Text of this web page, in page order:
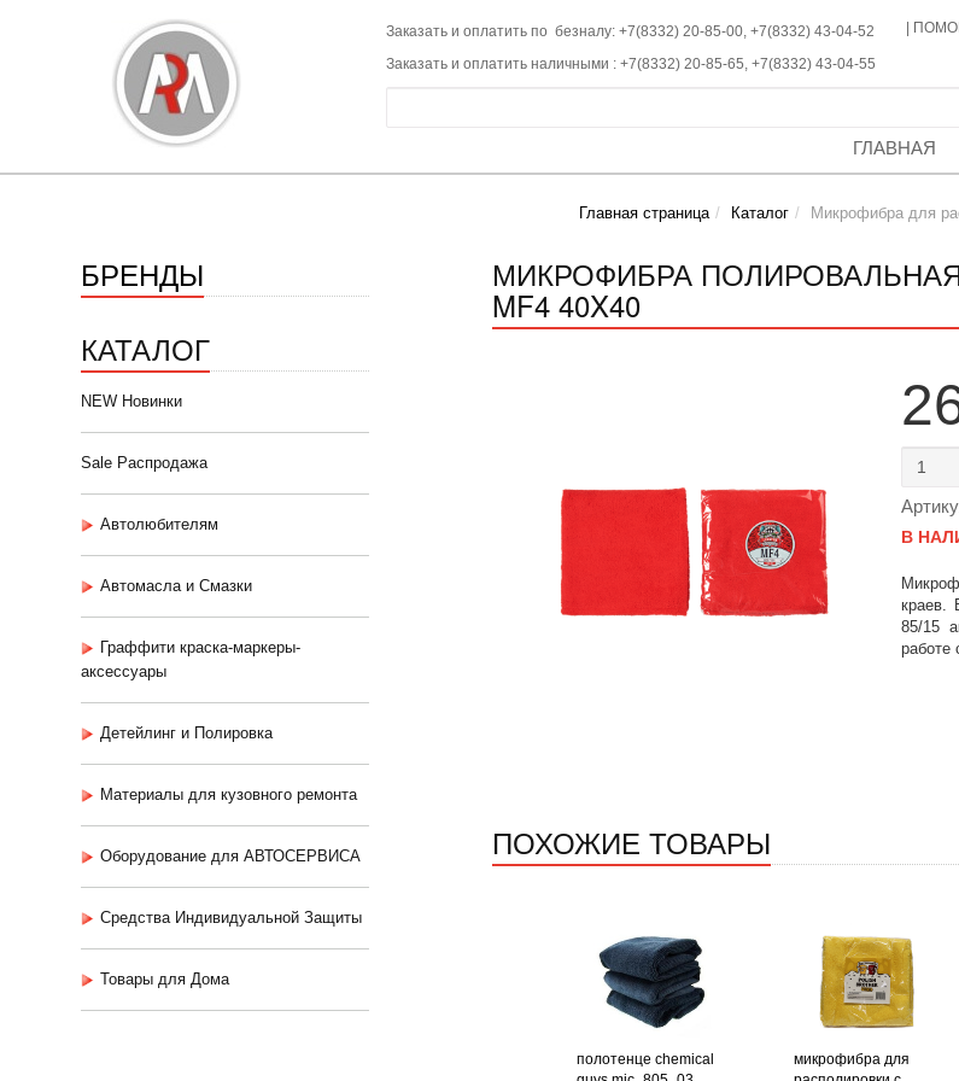
Заказать и оплатить по безналу: +7(8332) 20-85-00, +7(8332) 43-04-52
Заказать и оплатить наличными : +7(8332) 20-85-65, +7(8332) 43-04-55
ГЛАВНАЯ
Главная страница Каталог Микрофибра для
БРЕНДЫ
КАТАЛОГ
NEW Новинки
Sale Распродажа
Автолюбителям
Автомасла и Смазки
Граффити краска-маркеры-
аксессуары
Детейлинг и Полировка
Материалы для кузовного ремонта
Оборудование для АВТОСЕРВИСА
Средства Индивидуальной Защиты
Товары для Дома
МИКРОФИБРА ПОЛИРОВАЛЬНАЯ
MF4 40X40
В
краев.
85/15
работе
ПОХОЖИЕ ТОВАРЫ
полотенце chemical
микрофибра для